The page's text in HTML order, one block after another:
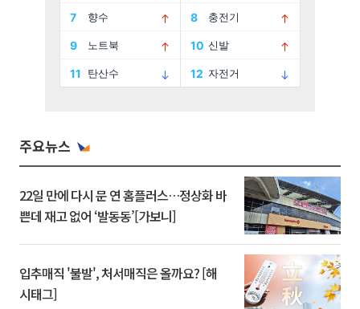
주요뉴스
22일 만에 다시 문 연 홈플러스…정상화 바
쁜데 재고 없어 ‘발동동’[가보니]
입추매직 '불발', 처서매직은 올까요? [해
시태그]